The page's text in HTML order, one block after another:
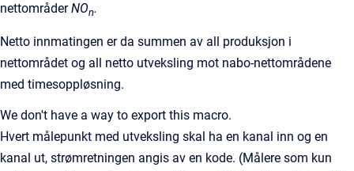
nettområderNOn.
Netto innmatingen er da summen av all produksjon i
nettområdet og all netto utveksling mot nabo-nettområdene
med timesoppløsning.
We don't have a way to export this macro.
Hvert målepunkt med utveksling skal ha en kanal inn og en
kanal ut, strømretningen angis av en kode. (Målere som kun